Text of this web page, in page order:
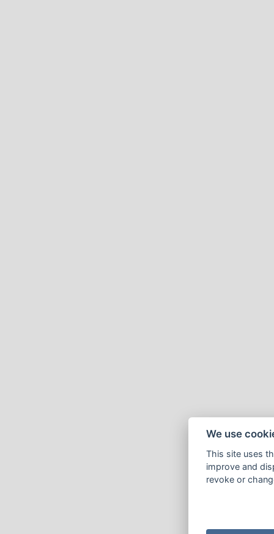
We use
This site uses
improve and
revoke or